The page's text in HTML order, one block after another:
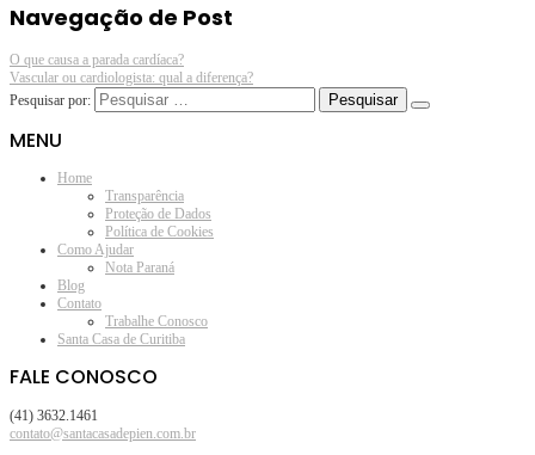
Navegação de Post
O que causa a parada cardíaca?
Vascular ou cardiologista: qual a diferença?
Pesquisar por:
MENU
Home
Transparência
Proteção de Dados
Política de Cookies
Como Ajudar
Nota Paraná
Blog
Contato
Trabalhe Conosco
Santa Casa de Curitiba
FALE CONOSCO
(41) 3632.1461
contato@santacasadepien.com.br